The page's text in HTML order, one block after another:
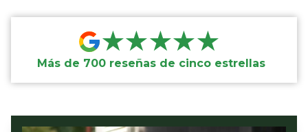
★★★★★
Más de 700 reseñas de cinco estrellas